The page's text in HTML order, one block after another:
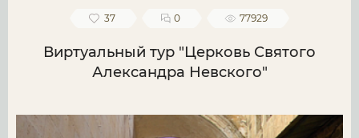
37 0 77929
Виртуальный тур "Церковь Святого
Александра Невского"